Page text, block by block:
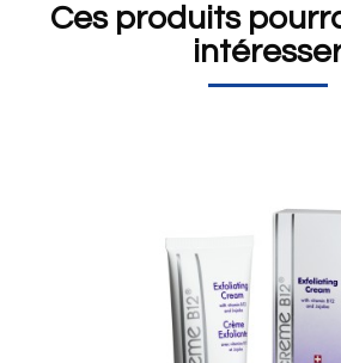
Ces produits